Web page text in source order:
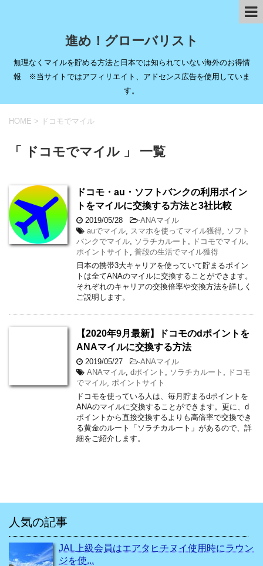
進め！グローバリスト
無理なくマイルを貯める方法と日本では知られていない海外のお得情
報 ※当サイトではアフィリエイト、アドセンス広告を使用していま
す。
HOME > ドコモでマイル
「 ドコモでマイル 」 一覧
ドコモ・au・ソフトバンクの利用ポイン
トをマイルに交換する方法と3社比較
2019/05/28 -ANAマイル
auでマイル
スマホを使ってマイル獲得
ソフト
バンクでマイル
ソラチカルート ドコモでマイル
ポイントサイト
普段の生活でマイル獲得
日本の携帯3大キャリアを使っていて貯まるポイン
トは全てANAのマイルに交換することができます。
それぞれのキャリアの交換倍率や交換方法を詳しく
ご説明します。
【2020年9月最新】ドコモのdポイントを
ANAマイルに交換する方法
2019/05/27 -ANAマイル
ANAマイル dポイント ソラチカルート
ドコモ
でマイル ポイントサイト
ドコモを使っている人は、毎月貯まるdポイントを
ANAのマイルに交換することができます。更に、d
ポイントから直接交換するよりも高倍率で交換でき
る黄金のルート「ソラチカルート」があるので、詳
細をご紹介します。
人気の記事
JAL上級会員はエアタヒチヌイ使用時にラウン
ジを使...